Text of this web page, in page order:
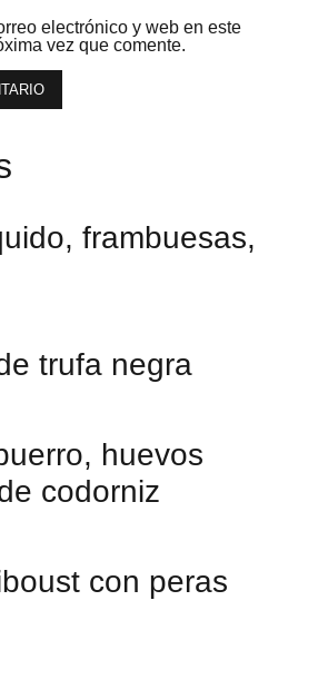
electrónico y web en este
vez que comente.
frambuesas,
trufa negra
huevos
codorniz
con peras